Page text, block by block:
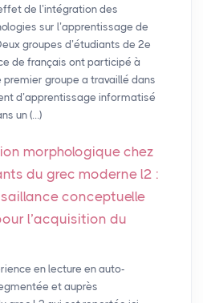
de l’intégration des
sur l’apprentissage de
groupes d’étudiants de 2e
de français ont participé à
premier groupe a travaillé dans
d’apprentissage informatisé
un (…)
morphologique chez
du grec moderne l2 :
saillance conceptuelle
l’acquisition du
en lecture en auto-
et auprès